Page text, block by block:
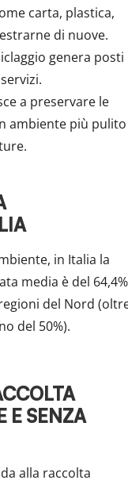
carta, plastica,
di nuove.
genera posti
a preservare le
ambiente più pulito
in Italia la
media è del
del Nord
del 50%).
E SENZA
alla raccolta